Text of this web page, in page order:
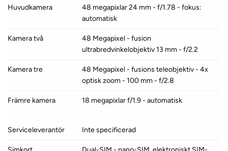
Huvudkamera
48 megapixlar 24 mm - f/1.78 - fokus:
automatisk
Kamera två
48 Megapixel - fusion
ultrabredvinkelobjektiv 13 mm - f/2.2
Kamera tre
48 Megapixel - fusions teleobjektiv - 4x
optisk zoom - 100 mm - f/2.8
Främre kamera 18 megapixlar f/1.9 - automatisk
Serviceleverantör Inte specificerad